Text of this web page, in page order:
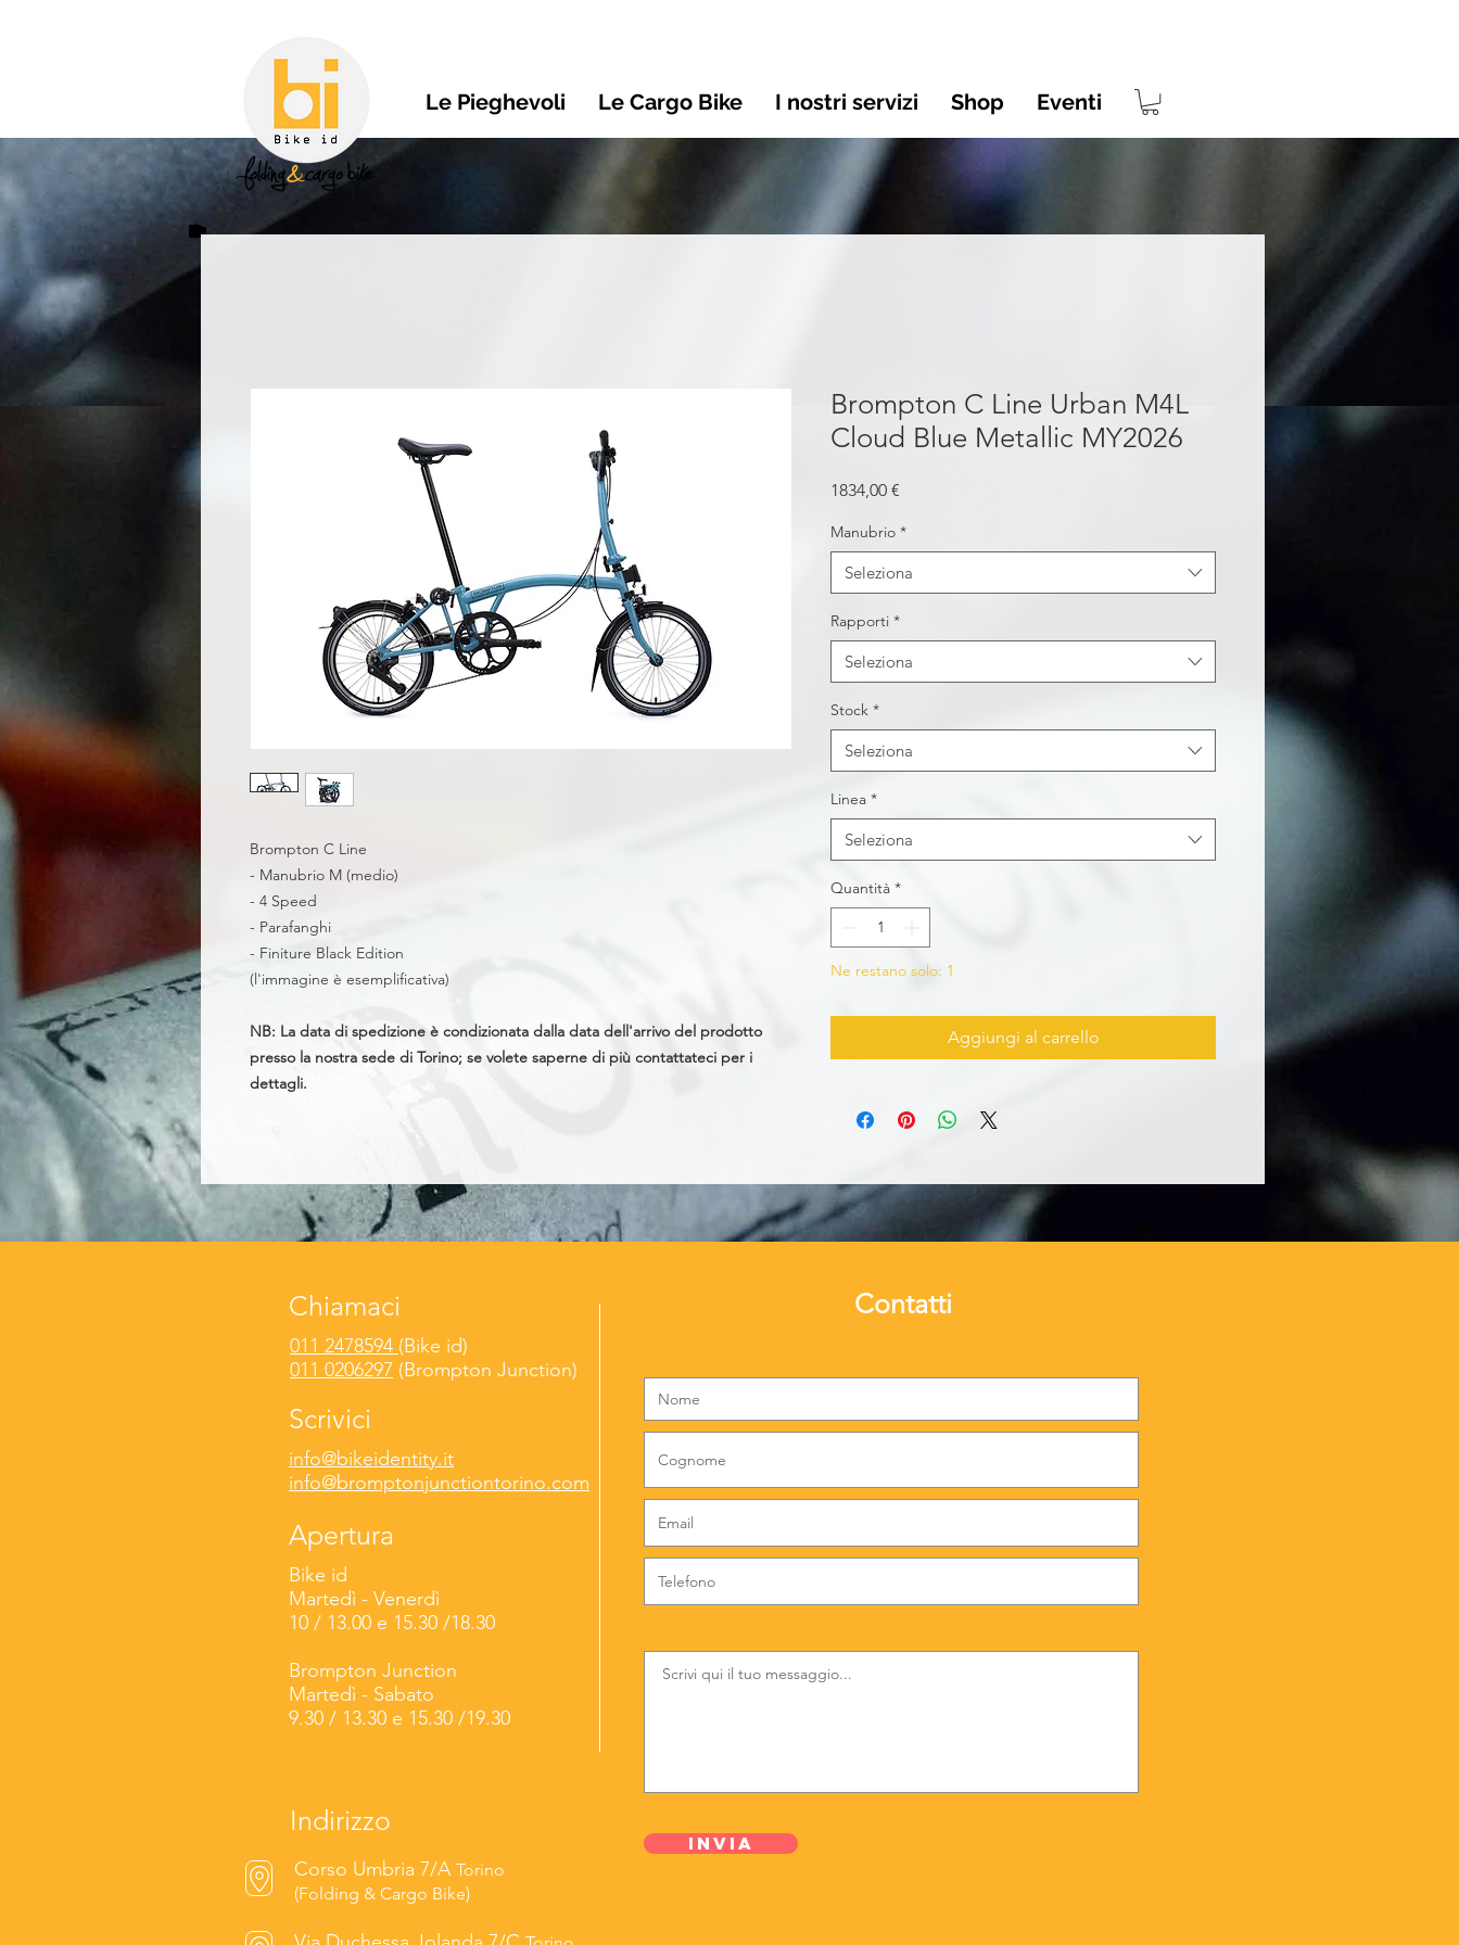
Le Pieghevoli Le Cargo Bike I nostri servizi Shop Eventi
Brompton C Line
- Manubrio M (medio)
- 4 Speed
- Parafanghi
- Finiture Black Edition
(l'immagine è esemplificativa)
NB: La data di spedizione è condizionata dalla data dell'arrivo del prodotto
presso la nostra sede di Torino; se volete saperne di più contattateci per i
dettagli.
Brompton C Line Urban M4L
Cloud Blue Metallic MY2026
1834,00 €
Manubrio *
Seleziona
Rapporti *
Seleziona
Stock *
Seleziona
Linea *
Seleziona
Quantità *
Ne restano solo: 1
Aggiungi al carrello
Contatti
Invia
Chiamaci
011 2478594 (Bike id)
011 0206297 (Brompton Junction)
Indirizzo
Scrivici
info@bikeidentity.it
info@bromptonjunctiontorino.com
Apertura
Bike id
Martedì - Venerdì
10 / 13.00 e 15.30 /18.30
Brompton Junction
Martedì - Sabato
9.30 / 13.30 e 15.30 /19.30
Corso Umbria 7/A Torino
(Folding & Cargo Bike)